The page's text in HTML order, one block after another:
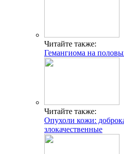
Читайте также:
Гемангиома на
Читайте также:
Опухоли кожи:
злокачественные